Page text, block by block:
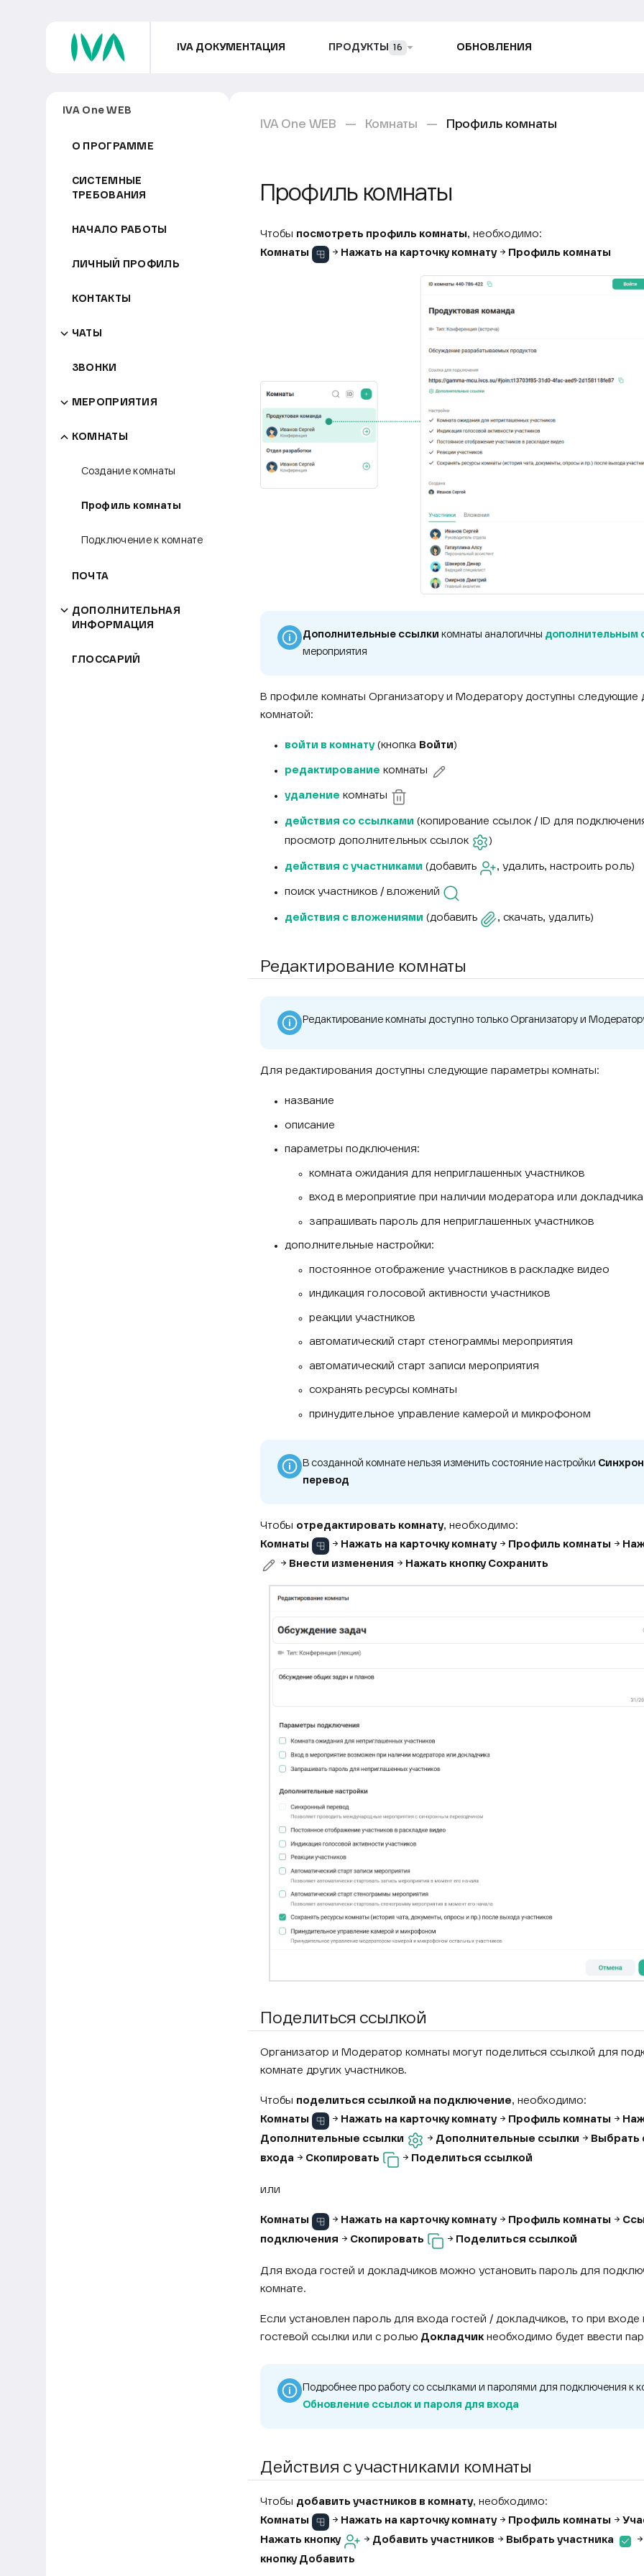
IVA ДОКУМЕНТАЦИЯ ПРОДУКТЫ 16 ОБНОВЛЕНИЯ
IVA One WEB
О ПРОГРАММЕ
СИСТЕМНЫЕ
ТРЕБОВАНИЯ
НАЧАЛО РАБОТЫ
ЛИЧНЫЙ ПРОФИЛЬ
КОНТАКТЫ
ЧАТЫ
ЗВОНКИ
МЕРОПРИЯТИЯ
КОМНАТЫ
Создание комнаты
Профиль комнаты
Подключение к комнате
ПОЧТА
ДОПОЛНИТЕЛЬНАЯ
ИНФОРМАЦИЯ
ГЛОССАРИЙ
IVA One WEB Комнаты Профиль комнаты
Профиль комнаты
Чтобы посмотреть профиль комнаты , необходимо:
Комнаты → Нажать на карточку комнату→ Профиль комнаты
Дополнительные ссылки комнаты аналогичны дополнительным
мероприятия
В профиле комнаты Организатору и Модератору доступны следующие
комнатой:
войти в комнату(кнопка Войти)
редактирование комнаты
удаление комнаты
действия со ссылками (копирование ссылок / ID для
просмотр дополнительных ссылок )
действия с участниками (добавить , удалить, настроить роль)
поиск участников / вложений
действия с вложениями (добавить , скачать, удалить)
Редактирование комнаты
Редактирование комнаты доступно только Организатору и
Для редактирования доступны следующие параметры комнаты:
название
описание
параметры подключения:
комната ожидания для неприглашенных участников
вход в мероприятие при наличии модератора или докладчика
запрашивать пароль для неприглашенных участников
дополнительные настройки:
постоянное отображение участников в раскладке видео
индикация голосовой активности участников
реакции участников
автоматический старт стенограммы мероприятия
автоматический старт записи мероприятия
сохранять ресурсы комнаты
принудительное управление камерой и микрофоном
В созданной комнате нельзя изменить состояние настройки
перевод
Чтобы отредактировать комнату, необходимо:
Комнаты → Нажать на карточку комнату→ Профиль комнаты →
→ Внести изменения → Нажать кнопку Сохранить
Поделиться ссылкой
Организатор и Модератор комнаты могут поделиться ссылкой для
комнате других участников.
Чтобы поделиться ссылкой на подключение, необходимо:
Комнаты → Нажать на карточку комнату→ Профиль комнаты →
Дополнительные ссылки
→ Дополнительные ссылки → Выбрать
входа → Скопировать → Поделиться ссылкой
или
Комнаты → Нажать на карточку комнату→ Профиль комнаты →
подключения → Скопировать → Поделиться ссылкой
Для входа гостей и докладчиков можно установить пароль для
комнате.
Если установлен пароль для входа гостей / докладчиков, то при входе
гостевой ссылки или с ролью Докладчикнеобходимо будет ввести
Подробнее про работу со ссылками и паролями для подключения к
Обновление ссылок и пароля для входа
Действия с участниками комнаты
Чтобы добавить участников в комнату, необходимо:
Комнаты → Нажать на карточку комнату→ Профиль комнаты →
Нажать кнопку → Добавить участников → Выбрать участника →
кнопку Добавить